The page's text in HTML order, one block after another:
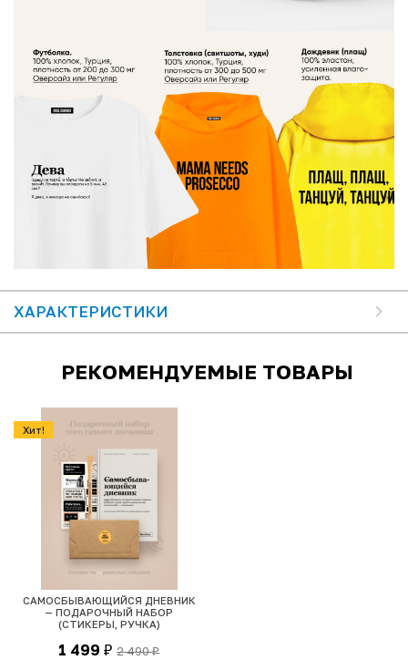
ХАРАКТЕРИСТИКИ
РЕКОМЕНДУЕМЫЕ ТОВАРЫ
САМОСБЫВАЮЩИЙСЯ ДНЕВНИК
— ПОДАРОЧНЫЙ НАБОР
(СТИКЕРЫ, РУЧКА)
1 499 ₽ 2 490₽
Хит!